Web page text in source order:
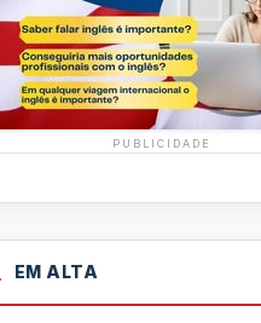
PUBLICIDADE
EM ALTA